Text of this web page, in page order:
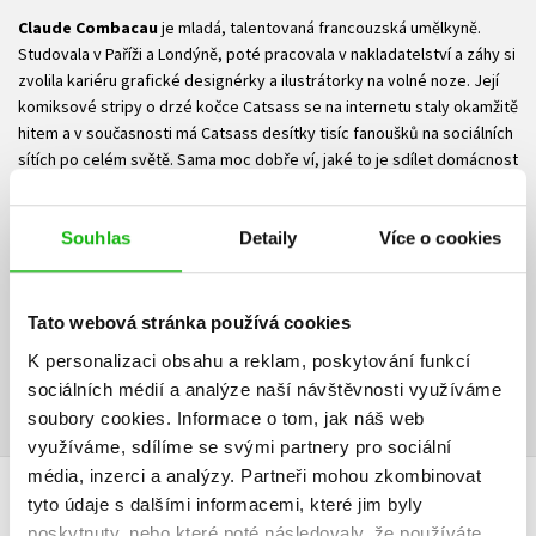
Souhlas Detaily Více o cookies
Tato webová stránka používá cookies
K personalizaci obsahu a reklam, poskytování funkcí
sociálních médií a analýze naší návštěvnosti využíváme
soubory cookies. Informace o tom, jak náš web
využíváme, sdílíme se svými partnery pro sociální
média, inzerci a analýzy. Partneři mohou zkombinovat
tyto údaje s dalšími informacemi, které jim byly
Claude Combacau je mladá, talentovaná francouzská umělkyně.
Studovala v Paříži a Londýně, poté pracovala v nakladatelství a záhy si
zvolila kariéru grafické designérky a ilustrátorky na volné noze. Její
komiksové stripy o drzé kočce Catsass se na internetu staly okamžitě
hitem a v současnosti má Catsass desítky tisíc fanoušků na sociálních
sítích po celém světě. Sama moc dobře ví, jaké to je sdílet domácnost
HODNĚ a obzvlášť ji baví rozmotávat role toaletního papíru,“ uvedla
autorka: „Není však ani z půlky tak zlomyslná, jako postava Catsass,
Ke stažení
HODNOCENÍ ČTENÁŘŮ